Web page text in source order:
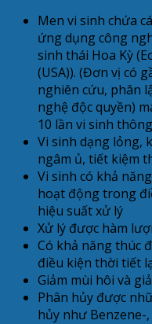
Men vi sinh chứa
ứng dụng công
sinh thái Hoa Kỳ
(USA)). (Đơn vị có
nghiên cứu, phân
nghệ độc quyền)
10 lần vi sinh
Vi sinh dạng lỏng,
ngâm ủ, tiết kiệm
Vi sinh có khả
hoạt động trong
hiệu suất xử lý
Xử lý được hàm
Có khả năng thúc
điều kiện thời tiết
Giảm mùi hôi và
Phân hủy được
hủy như Benzene-